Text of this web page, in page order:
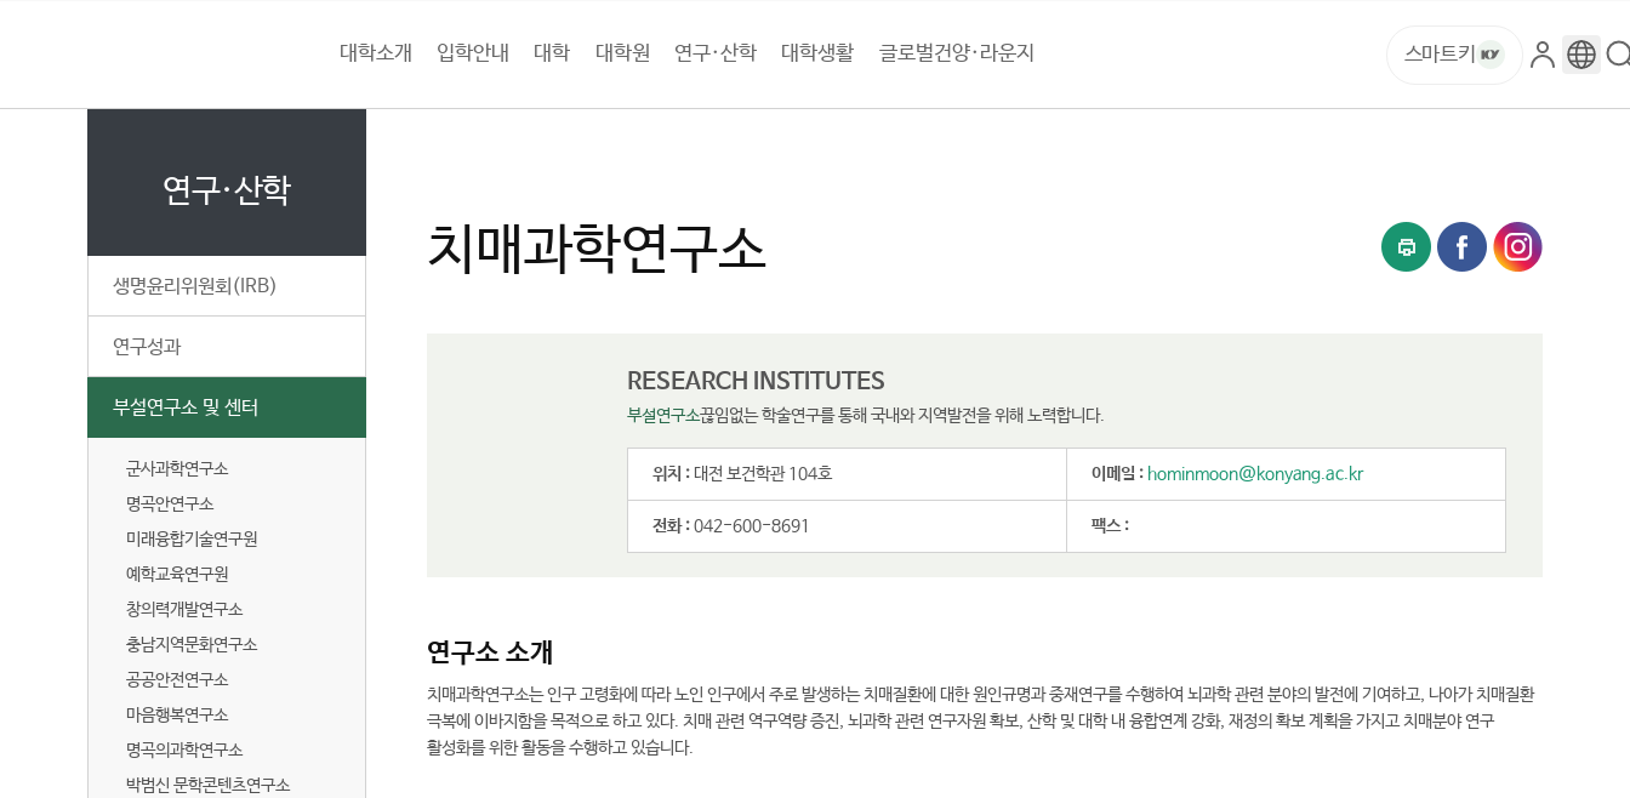
대학소개 입학안내 대학 대학원 연구·산학 대학생활 글로벌건양·라운지 스마트키
로
구
연구·산학
생명윤리위원회(IRB)
연구성과
부설연구소 및 센터
군사과학연구소
명곡안연구소
미래융합기술연구원
예학교육연구원
창의력개발연구소
충남지역문화연구소
공공안전연구소
마음행복연구소
명곡의과학연구소
박범신 문학콘텐츠연구소
로
치매과학연구소
RESEARCH INSTITUTES
부설연구소끊임없는 학술연구를 통해 국내와 지역발전을 위해 노력합니다.
위치 : 대전 보건학관 104호 이메일 : hominmoon@konyang.ac.kr
전화 :042-600-8691 팩스 :
연구소 소개
치매과학연구소는 인구 고령화에 따라 노인 인구에서 주로 발생하는 치매질환에 대한 원인규명과 중재연구를 수행하여 뇌과학 관련 분야의 발전에 기여하고, 나아가 치매질환
극복에 이바지함을 목적으로 하고 있다. 치매 관련 역구역량 증진, 뇌과학 관련 연구자원 확보, 산학 및 대학 내 융합연계 강화, 재정의 확보 계획을 가지고 치매분야 연구
활성화를 위한 활동을 수행하고 있습니다.